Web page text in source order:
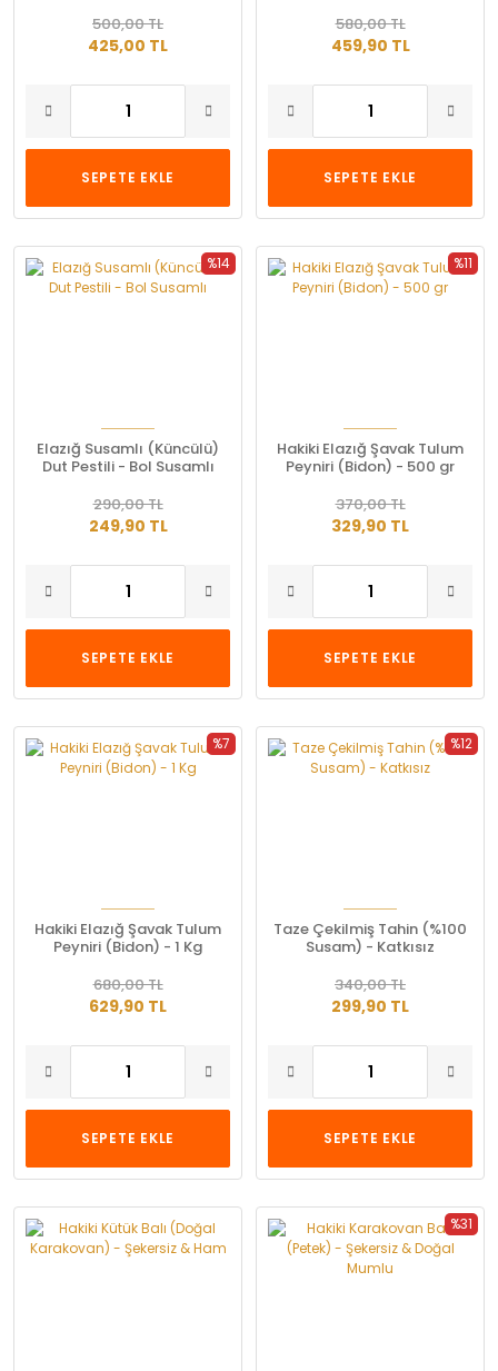
425,00 TL
500,00 TL
SEPETE EKLE
459,90 TL
580,00 TL
SEPETE EKLE
%14
Elazığ Susamlı (Küncülü)
Dut Pestili - Bol Susamlı
249,90 TL
290,00 TL
SEPETE EKLE
%11
Hakiki Elazığ Şavak Tulum
Peyniri (Bidon) - 500 gr
329,90 TL
370,00 TL
SEPETE EKLE
%7
Hakiki Elazığ Şavak Tulum
Peyniri (Bidon) - 1 Kg
629,90 TL
680,00 TL
SEPETE EKLE
%12
Taze Çekilmiş Tahin (%100
Susam) - Katkısız
299,90 TL
340,00 TL
SEPETE EKLE
%31